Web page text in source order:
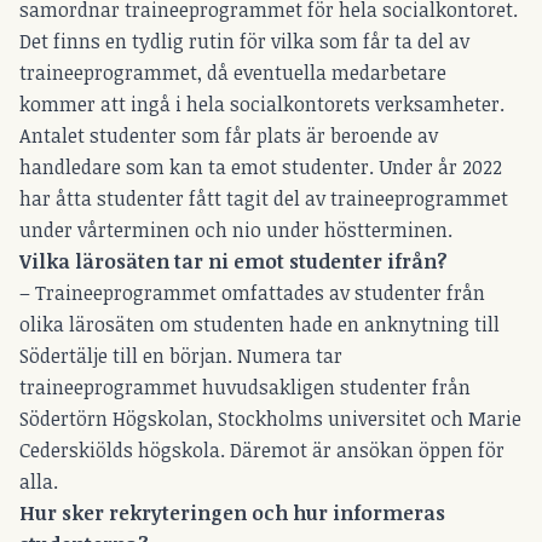
samordnar traineeprogrammet för hela socialkontoret.
Det finns en tydlig rutin för vilka som får ta del av
traineeprogrammet, då eventuella medarbetare
kommer att ingå i hela socialkontorets verksamheter.
Antalet studenter som får plats är beroende av
handledare som kan ta emot studenter. Under år 2022
har åtta studenter fått tagit del av traineeprogrammet
under vårterminen och nio under höstterminen.
Vilka lärosäten tar ni emot studenter ifrån?
– Traineeprogrammet omfattades av studenter från
olika lärosäten om studenten hade en anknytning till
Södertälje till en början. Numera tar
traineeprogrammet huvudsakligen studenter från
Södertörn Högskolan, Stockholms universitet och Marie
Cederskiölds högskola. Däremot är ansökan öppen för
alla.
Hur sker rekryteringen och hur informeras